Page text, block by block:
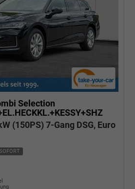
Selection
(150PS) 7-Gang DSG, Euro